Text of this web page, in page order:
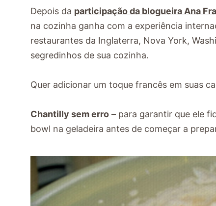
Depois da participação da blogueira Ana
na cozinha ganha com a experiência
restaurantes da Inglaterra, Nova York,
segredinhos de sua cozinha.
Quer adicionar um toque francês em suas
Chantilly sem erro – para garantir que ele
bowl na geladeira antes de começar a